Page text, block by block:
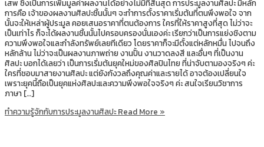
เสพ ซึ่งเป็นการเพิ่มมูลค่าผลงานได้อย่างไม่มีที่สิ้นสุด การประมูลงานศิลปะ มีหลัก
การคือ เจ้าของผลงานศิลปะชิ้นนั้นๆ จะทำการตั้งราคาเริ่มต้นที่ตนพึงพอใจ จาก
นั้นจะให้เหล่าผู้ประมูล คอยเสนอราคาที่ตนต้องการ ใครที่ให้ราคาสูงที่สุด ไม่ว่าจะ
เป็นเท่าไร ก็จะได้ผลงานชิ้นนั้นไปครอบครองนั่นเองค่ะ เรียกว่าเป็นการแย่งชิงตาม
ความพึงพอใจและกำลังทรัพย์เลยทีเดียว โดยราคาก็จะมีตั้งแต่หลักหมื่น ไปจนถึง
หลักล้าน ไม่ว่าจะเป็นผลงานภาพถ่าย งานปั้น งานวาดลงสี และอื่นๆ ที่เป็นงาน
ศิลปะ บอกได้เลยว่า เป็นการเริ่มต้นยุคใหม่ของศิลปินไทย ที่น่าจับตามองจริงๆ ค่ะ
ใครที่ชอบมาสายงานศิลปะ แต่ยังกังวลถึงคุณค่าและรายได้ อาจต้องเปลี่ยนใจ
เพราะยุคนี้ถือเป็นยุคแห่งศิลปะและความพึงพอใจจริงๆ ค่ะ สนใจเรียนวิชาการ
ภาษา […]
ทำความรู้จักกับการประมูลงานศิลปะRead More »